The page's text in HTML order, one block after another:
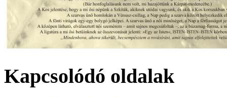
Kapcsolódó oldalak